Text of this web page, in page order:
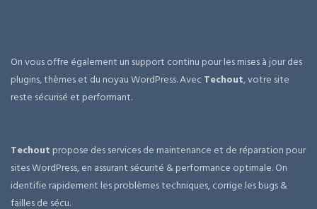
On vous offre également un support continu pour les mises à jour des
plugins, thèmes et du noyau WordPress. AvecTechout, votre site
reste sécurisé et performant.
Techout propose des services de maintenance et de réparation pour
sites WordPress, en assurant sécurité & performance optimale. On
identifie rapidement les problèmes techniques, corrige les bugs &
failles de sécu.